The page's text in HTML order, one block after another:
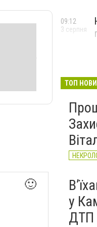
🙂
09:12
3 серпня
ТОП
у
ДТП